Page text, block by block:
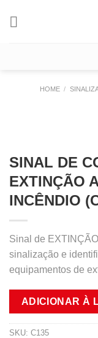
HOME /
SINAL DE
EXTINÇÃO
INCÊNDIO
Sinal de
sinalização e
equipamentos de
ADICIONAR À
SKU: C135